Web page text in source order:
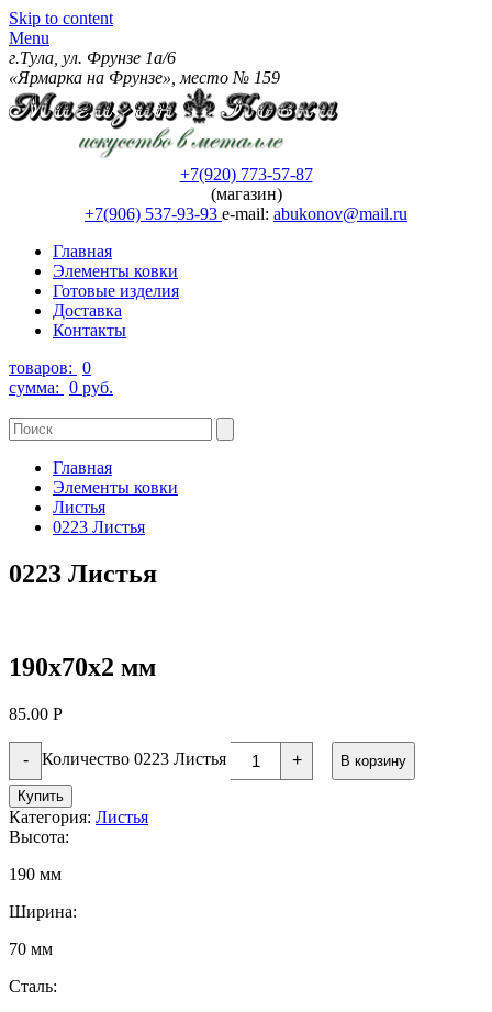
Skip to content
Menu
г.Тула, ул. Фрунзе 1а/6
«Ярмарка на Фрунзе», место № 159
+7(920) 773-57-87
(магазин)
+7(906) 537-93-93 e-mail: abukonov@mail.ru
Главная
Элементы ковки
Готовые изделия
Доставка
Контакты
товаров: 0
сумма: 0 руб.
Главная
Элементы ковки
Листья
0223 Листья
0223 Листья
190х70х2 мм
85.00 Р
- Количество 0223 Листья + В корзину
Купить
Категория: Листья
Высота:
190 мм
Ширина:
70 мм
Сталь: